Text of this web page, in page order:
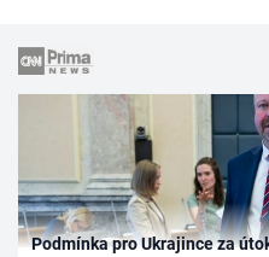
Podmínka pro Ukrajince za